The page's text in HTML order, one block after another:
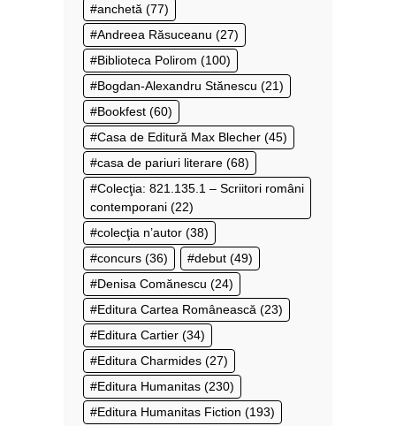
anchetă (77)
Andreea Răsuceanu (27)
Biblioteca Polirom (100)
Bogdan-Alexandru Stănescu (21)
Bookfest (60)
Casa de Editură Max Blecher (45)
casa de pariuri literare (68)
Colecţia: 821.135.1 – Scriitori români
contemporani (22)
colecţia n’autor (38)
concurs (36) debut (49)
Denisa Comănescu (24)
Editura Cartea Românească (23)
Editura Cartier (34)
Editura Charmides (27)
Editura Humanitas (230)
Editura Humanitas Fiction (193)